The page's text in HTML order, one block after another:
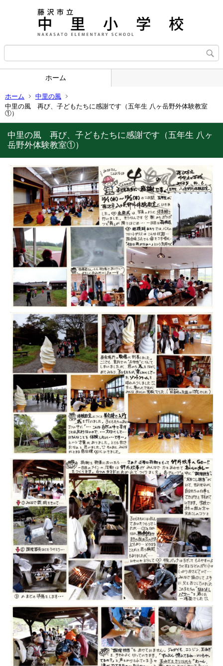
ホーム
ホーム
中里の風
中里の風 再び、子どもたちに感謝です（五年生 八ヶ岳野外体験教室
①）
中里の風 再び、子どもたちに感謝です（五年生 八ヶ
岳野外体験教室①）